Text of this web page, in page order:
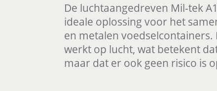
De luchtaangedreven Mil-tek
ideale oplossing voor het
en metalen
werkt op lucht, wat betekent
maar dat er ook geen risico is